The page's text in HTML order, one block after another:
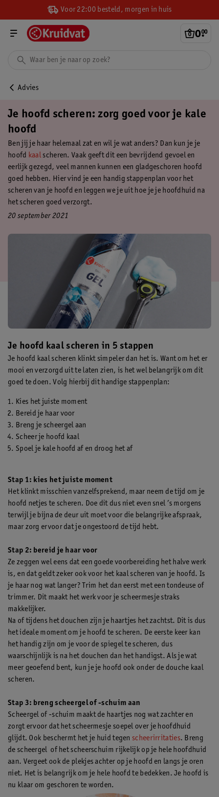
Voor 22:00 besteld, morgen in huis
0.
00
Advies
Je hoofd scheren: zorg goed voor je kale
hoofd
Ben jij je haar helemaal zat en wil je wat anders? Dan kun je je
hoofd kaal scheren. Vaak geeft dit een bevrijdend gevoel en
eerlijk gezegd, veel mannen kunnen een gladgeschoren hoofd
goed hebben. Hier vind je een handig stappenplan voor het
scheren van je hoofd en leggen we je uit hoe je je hoofdhuid na
het scheren goed verzorgt.
20 september 2021
Je hoofd kaal scheren in 5 stappen
Je hoofd kaal scheren klinkt simpeler dan het is. Want om het er
mooi en verzorgd uit te laten zien, is het wel belangrijk om dit
goed te doen. Volg hierbij dit handige stappenplan:
Kies het juiste moment
Bereid je haar voor
Breng je scheergel aan
Scheer je hoofd kaal
Spoel je kale hoofd af en droog het af
Stap 1: kies het juiste moment
Het klinkt misschien vanzelfsprekend, maar neem de tijd om je
hoofd netjes te scheren. Doe dit dus niet even snel ’s morgens
terwijl je bijna de deur uit moet voor die belangrijke afspraak,
maar zorg ervoor dat je ongestoord de tijd hebt.
Stap 2: bereid je haar voor
Ze zeggen wel eens dat een goede voorbereiding het halve werk
is, en dat geldt zeker ook voor het kaal scheren van je hoofd. Is
je haar nog wat langer? Trim het dan eerst met een tondeuse of
trimmer. Dit maakt het werk voor je scheermesje straks
makkelijker.
Na of tijdens het douchen zijn je haartjes het zachtst. Dit is dus
het ideale moment om je hoofd te scheren. De eerste keer kan
het handig zijn om je voor de spiegel te scheren, dus
waarschijnlijk is na het douchen dan het handigst. Als je wat
meer geoefend bent, kun je je hoofd ook onder de douche kaal
scheren.
Stap 3: breng scheergel of -schuim aan
Scheergel of -schuim maakt de haartjes nog wat zachter en
zorgt ervoor dat het scheermesje soepel over je hoofdhuid
glijdt. Ook beschermt het je huid tegen scheerirritaties. Breng
de scheergel of het scheerschuim rijkelijk op je hele hoofdhuid
aan. Vergeet ook de plekjes achter op je hoofd en langs je oren
niet. Het is belangrijk om je hele hoofd te bedekken. Je hoofd is
nu klaar om geschoren te worden.